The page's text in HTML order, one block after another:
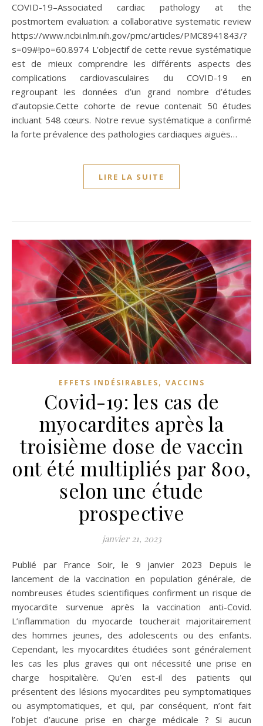
COVID-19–Associated cardiac pathology at the
postmortem evaluation: a collaborative systematic review
https://www.ncbi.nlm.nih.gov/pmc/articles/PMC8941843/?
s=09#!po=60.8974 L’objectif de cette revue systématique
est de mieux comprendre les différents aspects des
complications cardiovasculaires du COVID-19 en
regroupant les données d’un grand nombre d’études
d’autopsie.Cette cohorte de revue contenait 50 études
incluant 548 cœurs. Notre revue systématique a confirmé
la forte prévalence des pathologies cardiaques aiguës…
LIRE LA SUITE
EFFETS INDÉSIRABLES, VACCINS
Covid-19: les cas de
myocardites après la
troisième dose de vaccin
ont été multipliés par 800,
selon une étude
prospective
janvier 21, 2023
Publié par France Soir, le 9 janvier 2023 Depuis le
lancement de la vaccination en population générale, de
nombreuses études scientifiques confirment un risque de
myocardite survenue après la vaccination anti-Covid.
L’inflammation du myocarde toucherait majoritairement
des hommes jeunes, des adolescents ou des enfants.
Cependant, les myocardites étudiées sont généralement
les cas les plus graves qui ont nécessité une prise en
charge hospitalière. Qu’en est-il des patients qui
présentent des lésions myocardites peu symptomatiques
ou asymptomatiques, et qui, par conséquent, n’ont fait
l’objet d’aucune prise en charge médicale ? Si aucun